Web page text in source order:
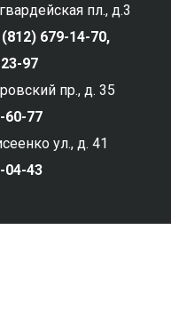
пл., д.3
679-14-70,
97
пр., д. 35
60-77
ул., д. 41
04-43